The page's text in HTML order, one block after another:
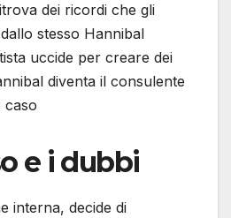
dei ricordi che gli
stesso Hannibal
uccide per creare dei
diventa il consulente
caso
e i dubbi
interna, decide di